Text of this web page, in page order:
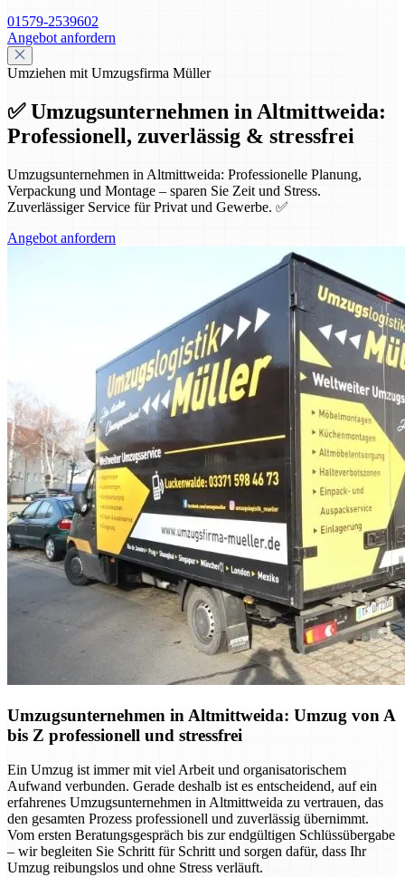
01579-2539602
Angebot anfordern
Umziehen mit Umzugsfirma Müller
✅ Umzugsunternehmen in Altmittweida:
Professionell, zuverlässig & stressfrei
Umzugsunternehmen in Altmittweida: Professionelle Planung,
Verpackung und Montage – sparen Sie Zeit und Stress.
Zuverlässiger Service für Privat und Gewerbe. ✅
Angebot anfordern
Umzugsunternehmen in Altmittweida: Umzug von A
bis Z professionell und stressfrei
Ein Umzug ist immer mit viel Arbeit und organisatorischem
Aufwand verbunden. Gerade deshalb ist es entscheidend, auf ein
erfahrenes Umzugsunternehmen in Altmittweida zu vertrauen, das
den gesamten Prozess professionell und zuverlässig übernimmt.
Vom ersten Beratungsgespräch bis zur endgültigen Schlüssübergabe
– wir begleiten Sie Schritt für Schritt und sorgen dafür, dass Ihr
Umzug reibungslos und ohne Stress verläuft.